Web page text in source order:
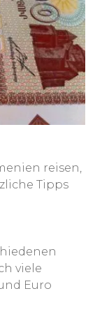
reisen,
Tipps
viele
Euro